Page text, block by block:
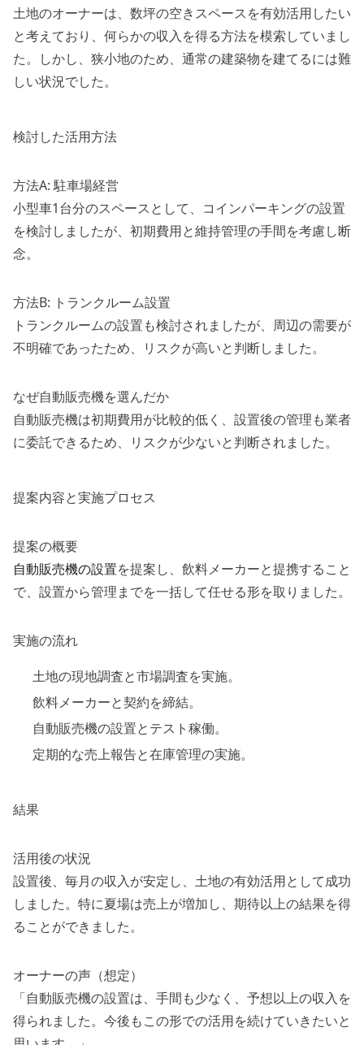
土地のオーナーは、数坪の空きスペースを有効活用したい
と考えており、何らかの収入を得る方法を模索していまし
た。しかし、狭小地のため、通常の建築物を建てるには難
しい状況でした。
検討した活用方法
方法A: 駐車場経営
小型車1台分のスペースとして、コインパーキングの設置
を検討しましたが、初期費用と維持管理の手間を考慮し断
念。
方法B: トランクルーム設置
トランクルームの設置も検討されましたが、周辺の需要が
不明確であったため、リスクが高いと判断しました。
なぜ自動販売機を選んだか
自動販売機は初期費用が比較的低く、設置後の管理も業者
に委託できるため、リスクが少ないと判断されました。
提案内容と実施プロセス
提案の概要
自動販売機の設置を提案し、飲料メーカーと提携すること
で、設置から管理までを一括して任せる形を取りました。
実施の流れ
土地の現地調査と市場調査を実施。
飲料メーカーと契約を締結。
自動販売機の設置とテスト稼働。
定期的な売上報告と在庫管理の実施。
結果
活用後の状況
設置後、毎月の収入が安定し、土地の有効活用として成功
しました。特に夏場は売上が増加し、期待以上の結果を得
ることができました。
オーナーの声（想定）
「自動販売機の設置は、手間も少なく、予想以上の収入を
得られました。今後もこの形での活用を続けていきたいと